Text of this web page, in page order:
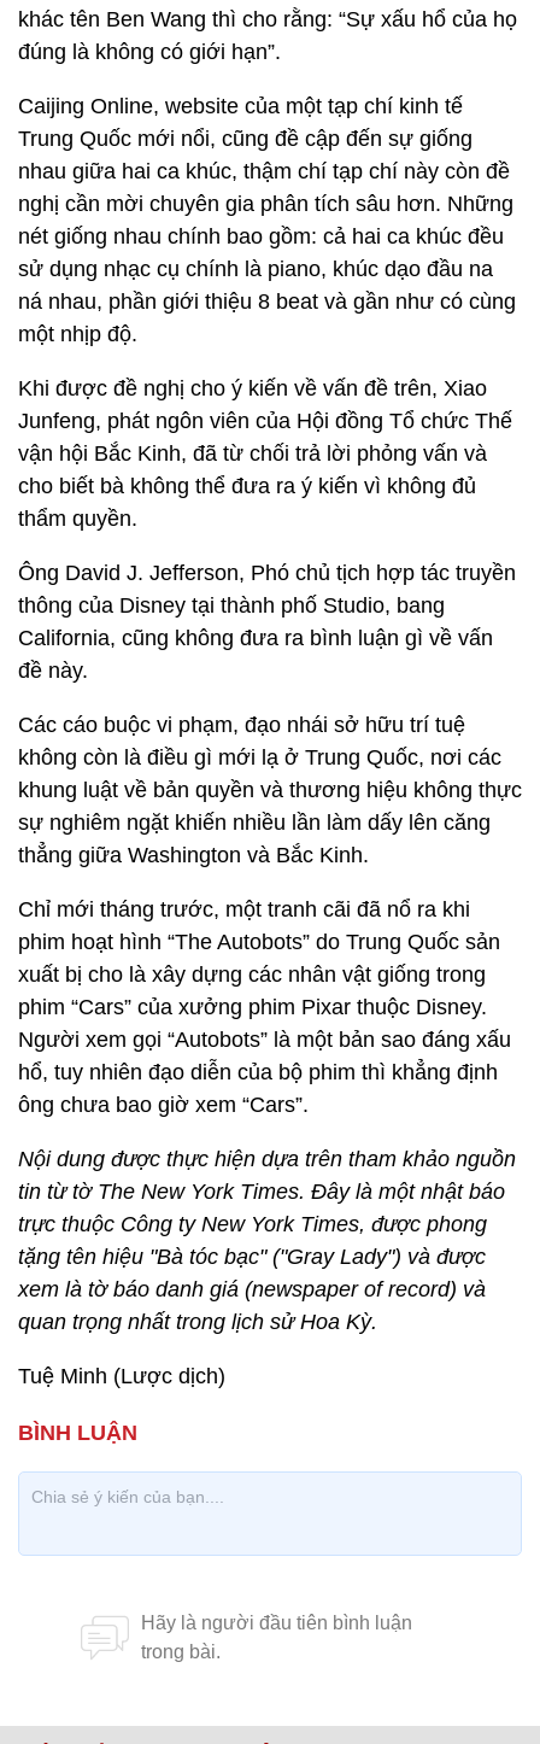
khác tên Ben Wang thì cho rằng: “Sự xấu hổ của họ
đúng là không có giới hạn”.
Caijing Online, website của một tạp chí kinh tế
Trung Quốc mới nổi, cũng đề cập đến sự giống
nhau giữa hai ca khúc, thậm chí tạp chí này còn đề
nghị cần mời chuyên gia phân tích sâu hơn. Những
nét giống nhau chính bao gồm: cả hai ca khúc đều
sử dụng nhạc cụ chính là piano, khúc dạo đầu na
ná nhau, phần giới thiệu 8 beat và gần như có cùng
một nhịp độ.
Khi được đề nghị cho ý kiến về vấn đề trên, Xiao
Junfeng, phát ngôn viên của Hội đồng Tổ chức Thế
vận hội Bắc Kinh, đã từ chối trả lời phỏng vấn và
cho biết bà không thể đưa ra ý kiến vì không đủ
thẩm quyền.
Ông David J. Jefferson, Phó chủ tịch hợp tác truyền
thông của Disney tại thành phố Studio, bang
California, cũng không đưa ra bình luận gì về vấn
đề này.
Các cáo buộc vi phạm, đạo nhái sở hữu trí tuệ
không còn là điều gì mới lạ ở Trung Quốc, nơi các
khung luật về bản quyền và thương hiệu không thực
sự nghiêm ngặt khiến nhiều lần làm dấy lên căng
thẳng giữa Washington và Bắc Kinh.
Chỉ mới tháng trước, một tranh cãi đã nổ ra khi
phim hoạt hình “The Autobots” do Trung Quốc sản
xuất bị cho là xây dựng các nhân vật giống trong
phim “Cars” của xưởng phim Pixar thuộc Disney.
Người xem gọi “Autobots” là một bản sao đáng xấu
hổ, tuy nhiên đạo diễn của bộ phim thì khẳng định
ông chưa bao giờ xem “Cars”.
Nội dung được thực hiện dựa trên tham khảo nguồn
tin từ tờ The New York Times. Đây là một nhật báo
trực thuộc Công ty New York Times, được phong
tặng tên hiệu "Bà tóc bạc" ("Gray Lady") và được
xem là tờ báo danh giá (newspaper of record) và
quan trọng nhất trong lịch sử Hoa Kỳ.
Tuệ Minh (Lược dịch)